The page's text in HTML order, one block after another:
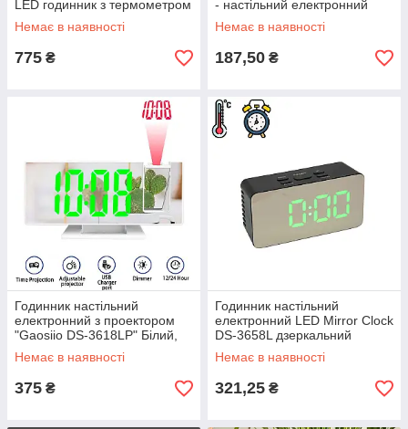
LED годинник з термометром
(Зелена підсвітка) | часы led
Немає в наявності
775 ₴
- настільний електронний
годинник з будильником і
температурою
Немає в наявності
187,50 ₴
Годинник настільний
електронний з проектором
"Gaosiio DS-3618LP" Білий,
лед проекційний годинник
метеостанція
Немає в наявності
375 ₴
Годинник настільний
електронний LED Mirror Clock
DS-3658L дзеркальний
будильник з термометром
Немає в наявності
321,25 ₴